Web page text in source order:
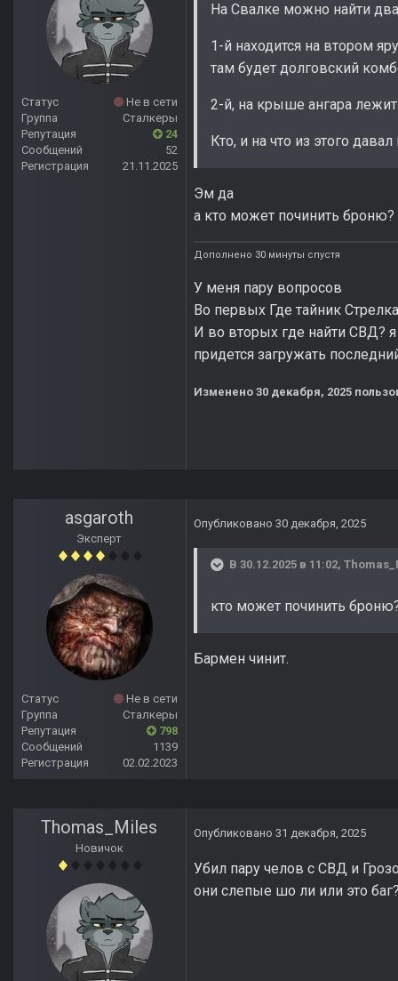
Статус
Не в сети
Группа
Сталкеры
Репутация
24
Сообщений
52
Регистрация
21.11.2025
На Свалке можно найти
1-й находится на втором
там будет долговский
2-й, на крыше ангара лежит
Кто, и на что из этого
Эм да
а кто может починить
Дополнено 30 минуты спустя
У меня пару вопросов
Во первых Где тайник
И во вторых где найти СВД?
придется загружать
Изменено 30 декабря, 2025
asgaroth
Эксперт
Статус
Не в сети
Группа
Сталкеры
Репутация
798
Сообщений
1139
Регистрация
02.02.2023
Опубликовано 30 декабря, 2025
В 30.12.2025 в 11:02,
кто может починить
Бармен чинит.
Thomas_Miles
Новичок
Опубликовано 31 декабря, 2025
Убил пару челов с СВД и
они слепые шо ли или это